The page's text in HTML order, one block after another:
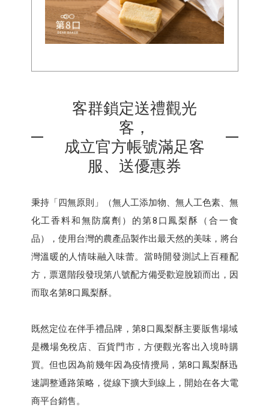
客群鎖定送禮觀光
客，
成立官方帳號滿足客
服、送優惠券
秉持「四無原則」（無人工添加物、無人工色素、無
化工香料和無防腐劑）的第8口鳳梨酥（合一食
品），使用台灣的農產品製作出最天然的美味，將台
灣溫暖的人情味融入味蕾。當時開發測試上百種配
方，票選階段發現第八號配方備受歡迎脫穎而出，因
而取名第8口鳳梨酥。
既然定位在伴手禮品牌，第8口鳳梨酥主要販售場域
是機場免稅店、百貨門市，方便觀光客出入境時購
買。但也因為前幾年因為疫情攪局，第8口鳳梨酥迅
速調整通路策略，從線下擴大到線上，開始在各大電
商平台銷售。